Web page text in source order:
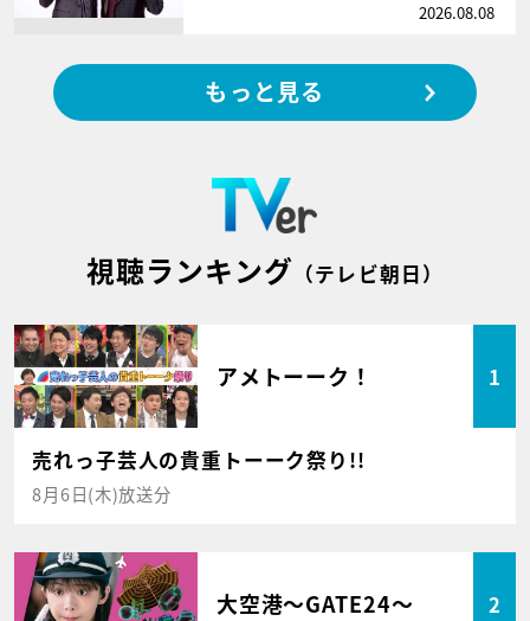
2026.08.08
もっと見る
視聴ランキング （テレビ朝日）
アメトーーク！ 1
売れっ子芸人の貴重トーーク祭り!!
8月6日(木)放送分
大空港～GATE24～ 2